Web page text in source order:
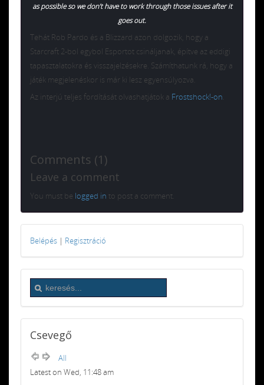
as possible so we don’t have to work through those issues after it
goes out.
Tehát Rob Pardo és a Blizzard azon dolgozik, hogy a
Starcraft 2-bol egybol Esportot csináljanak, építve az eddigi
tapasztalatokra és visszajelzésekre. Számíthatunk rá, hogy a
játék megjelenéskor is már ki lesz egyensúlyozva.
Az interjú teljes fordítását olvashatjátok a Frostshock!-on.
Comments (1)
Leave a comment
You must be logged in to post a comment.
Belépés | Regisztráció
Csevegő
All
Latest on Wed, 11:48 am